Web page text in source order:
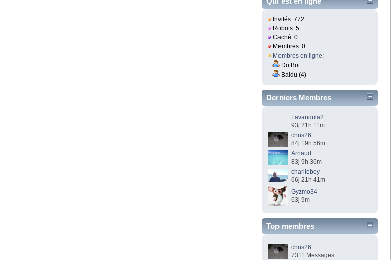
Invités: 772
Robots: 5
Caché: 0
Membres: 0
Membres en ligne:
DotBot
Baidu (4)
Derniers Membres
Lavandula2
93j 21h 11m
chris26
84j 19h 56m
Arnaud
83j 9h 36m
charlieboy
66j 21h 41m
Gyzmo34
63j 9m
Top membres
chris26
7311 Messages